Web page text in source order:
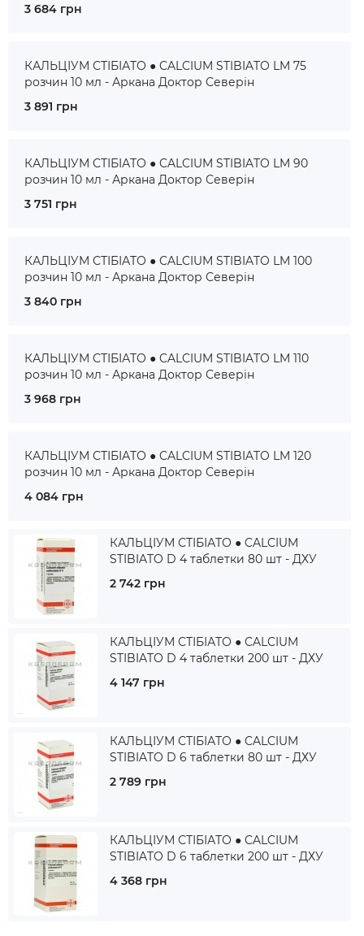
3 684 грн
КАЛЬЦІУМ СТІБІАТО ● CALCIUM STIBIATO LM 75
розчин 10 мл - Аркана Доктор Северін
3 891 грн
КАЛЬЦІУМ СТІБІАТО ● CALCIUM STIBIATO LM 90
розчин 10 мл - Аркана Доктор Северін
3 751 грн
КАЛЬЦІУМ СТІБІАТО ● CALCIUM STIBIATO LM 100
розчин 10 мл - Аркана Доктор Северін
3 840 грн
КАЛЬЦІУМ СТІБІАТО ● CALCIUM STIBIATO LM 110
розчин 10 мл - Аркана Доктор Северін
3 968 грн
КАЛЬЦІУМ СТІБІАТО ● CALCIUM STIBIATO LM 120
розчин 10 мл - Аркана Доктор Северін
4 084 грн
КАЛЬЦІУМ СТІБІАТО ● CALCIUM
STIBIATO D 4 таблетки 80 шт - ДХУ
2 742 грн
КАЛЬЦІУМ СТІБІАТО ● CALCIUM
STIBIATO D 4 таблетки 200 шт - ДХУ
4 147 грн
КАЛЬЦІУМ СТІБІАТО ● CALCIUM
STIBIATO D 6 таблетки 80 шт - ДХУ
2 789 грн
КАЛЬЦІУМ СТІБІАТО ● CALCIUM
STIBIATO D 6 таблетки 200 шт - ДХУ
4 368 грн